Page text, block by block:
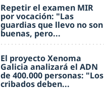
Repetir el examen MIR
por vocación: "Las
guardias que llevo no son
buenas, pero...
El proyecto Xenoma
Galicia analizará el ADN
de 400.000 personas: "Los
cribados deben...